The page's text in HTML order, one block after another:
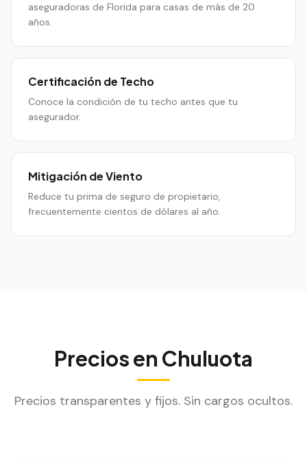
aseguradoras de Florida para casas de más de 20
años.
Certificación de Techo
Conoce la condición de tu techo antes que tu
asegurador.
Mitigación de Viento
Reduce tu prima de seguro de propietario,
frecuentemente cientos de dólares al año.
Precios en Chuluota
Precios transparentes y fijos. Sin cargos ocultos.